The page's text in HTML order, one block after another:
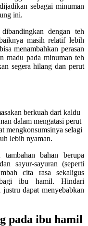
sebagai minuman
ini.
dengan teh
masih relatif lebih
menambahkan perasan
madu pada minuman teh
segera hilang dan perut
berkuah dari kaldu
dalam mengatasi perut
mengkonsumsinya selagi
lebih nyaman.
bahan berupa
sayur-sayuran (seperti
cita rasa sekaligus
ibu hamil. Hindari
dapat menyebabkan
pada ibu hamil